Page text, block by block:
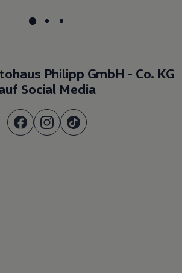
Philipp GmbH - Co. KG
Social Media